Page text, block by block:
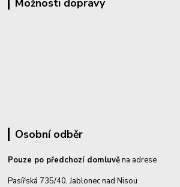
Možnosti dopravy
Osobní odběr
Pouze po předchozí domluvěna adrese
Pasířská 735/40, Jablonec nad Nisou